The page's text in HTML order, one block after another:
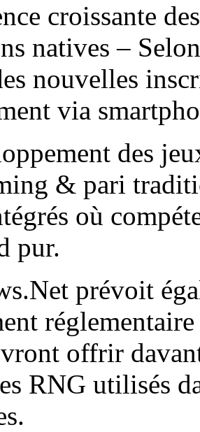
croissante
natives –
nouvelles
via
des
& pari
où
pur.
prévoit
offrir
RNG utilisés